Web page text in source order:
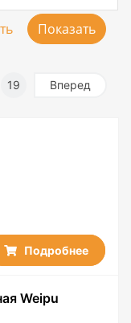
19 Вперед
Подробнее
Weipu